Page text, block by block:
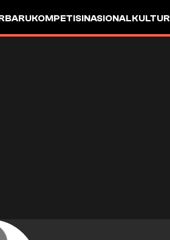
KOMPETISINASIONALKULTUR